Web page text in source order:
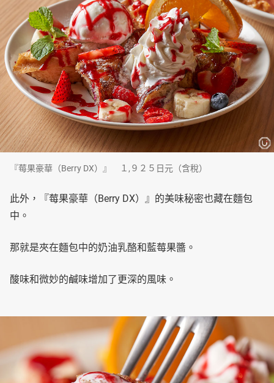
『莓果豪華（Berry DX）』 １,９２５日元（含稅）
此外，『莓果豪華（Berry DX）』的美味秘密也藏在麵包
中。
那就是夾在麵包中的奶油乳酪和藍莓果醬。
酸味和微妙的鹹味增加了更深的風味。